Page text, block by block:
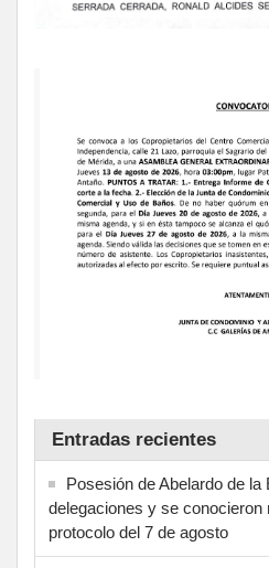
Entradas recientes
Posesión de Abelardo de la
delegaciones y se conocieron
protocolo del 7 de agosto